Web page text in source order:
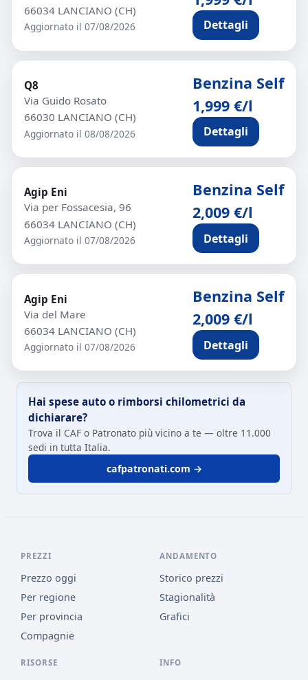
66034 LANCIANO (CH)
Aggiornato il 07/08/2026 Dettagli
Q8
Via Guido Rosato
66030 LANCIANO (CH)
Aggiornato il 08/08/2026
Benzina Self
1,999 €/l
Dettagli
Agip Eni
Via per Fossacesia, 96
66034 LANCIANO (CH)
Aggiornato il 07/08/2026
Benzina Self
2,009 €/l
Dettagli
Agip Eni
Via del Mare
66034 LANCIANO (CH)
Aggiornato il 07/08/2026
Benzina Self
2,009 €/l
Dettagli
Hai spese auto o rimborsi chilometrici da
dichiarare?
Trova il CAF o Patronato più vicino a te — oltre 11.000
sedi in tutta Italia.
cafpatronati.com →
PREZZI
Prezzo oggi
Per regione
Per provincia
Compagnie
ANDAMENTO
Storico prezzi
Stagionalità
Grafici
RISORSE INFO